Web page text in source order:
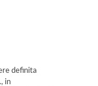
definita
in